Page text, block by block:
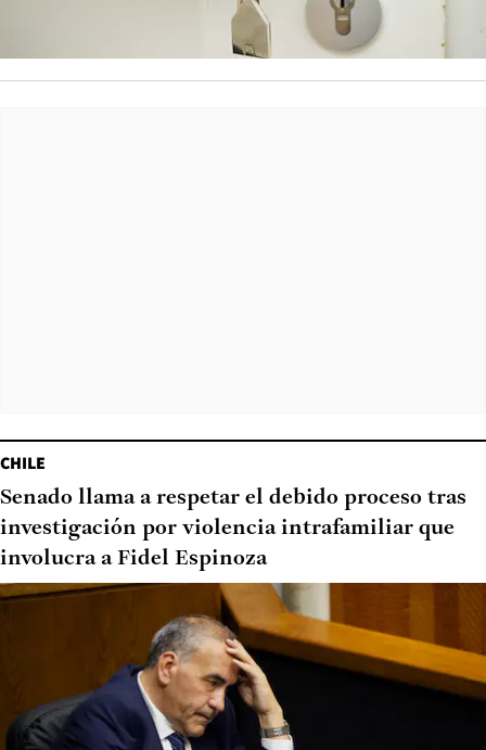
CHILE
Senado llama a respetar el debido proceso tras
investigación por violencia intrafamiliar que
involucra a Fidel Espinoza